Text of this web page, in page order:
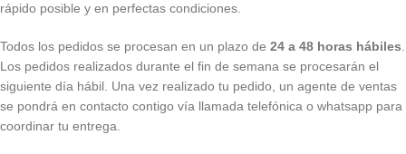
rápido posible y en perfectas condiciones.
Todos los pedidos se procesan en un plazo de 24 a 48 horas hábiles.
Los pedidos realizados durante el fin de semana se procesarán el
siguiente día hábil. Una vez realizado tu pedido, un agente de ventas
se pondrá en contacto contigo vía llamada telefónica o whatsapp para
coordinar tu entrega.